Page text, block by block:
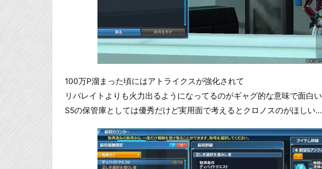
100万P溜まった頃にはアトライクスが強化されて
リバレイトよりも火力出るようになってるのがギャグ的な意味で面白い
S5の保管庫としては優秀だけど実用面で考えるとクロノスのがほしい…